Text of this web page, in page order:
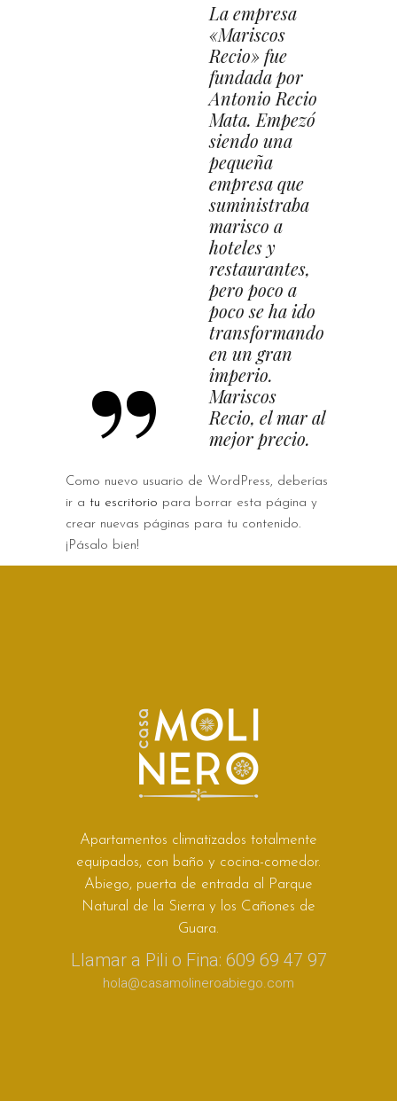
La empresa
«Mariscos
Recio» fue
fundada por
Antonio Recio
Mata. Empezó
siendo una
pequeña
empresa que
suministraba
marisco a
hoteles y
restaurantes,
pero poco a
poco se ha ido
transformando
en un gran
imperio.
Mariscos
Recio, el mar al
mejor precio.
Como nuevo usuario de WordPress, deberías
ir a tu escritorio para borrar esta página y
crear nuevas páginas para tu contenido.
¡Pásalo bien!
Apartamentos climatizados totalmente
equipados, con baño y cocina-comedor.
Abiego, puerta de entrada al Parque
Natural de la Sierra y los Cañones de
Guara.
Llamar a Pili o Fina: 609 69 47 97
hola@casamolineroabiego.com